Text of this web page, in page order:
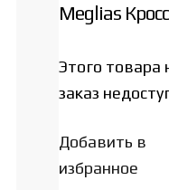
Meglias
Этого товара
заказ
Добавить в
избранное